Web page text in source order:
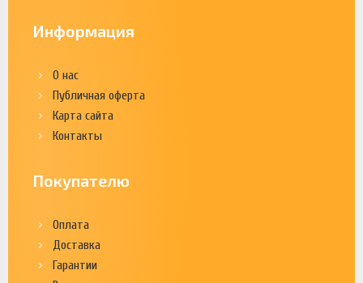
Информация
О нас
Публичная оферта
Карта сайта
Контакты
Покупателю
Оплата
Доставка
Гарантии